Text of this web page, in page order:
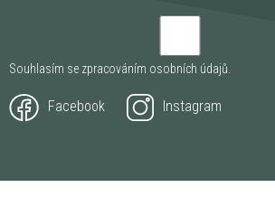
Souhlasím se zpracováním osobních údajů.
Facebook Instagram